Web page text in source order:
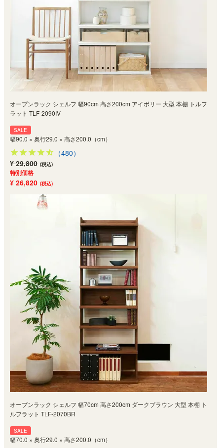
オープンラック シェルフ 幅90cm 高さ200cm アイボリー 大型 本棚 トルフ
ラット TLF-2090IV
SALE
幅90.0 × 奥行29.0 × 高さ200.0（cm）
（480）
¥ 29,800 (税込)
特別価格
¥ 26,820 (税込)
オープンラック シェルフ 幅70cm 高さ200cm ダークブラウン 大型 本棚 ト
ルフラット TLF-2070BR
SALE
幅70.0 × 奥行29.0 × 高さ200.0（cm）